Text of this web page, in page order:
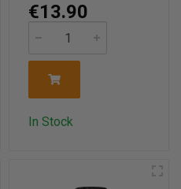
€13.90
In Stock